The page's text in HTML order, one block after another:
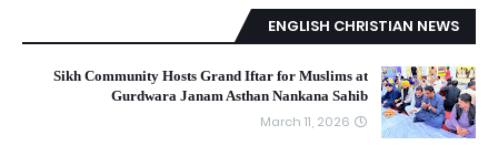
ENGLISH CHRISTIAN NEWS
Sikh Community Hosts Grand Iftar for Muslims at
Gurdwara Janam Asthan Nankana Sahib
March 11, 2026